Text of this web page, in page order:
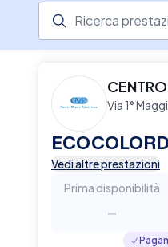
Via 1°
Vedi altre prestazioni
Prima disponibilità
-